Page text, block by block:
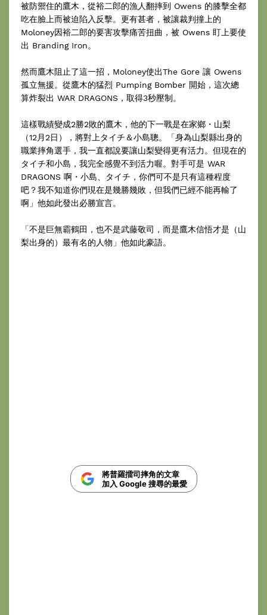
被防禦住的鷹木，從裕二郎的漁人翻摔到 Owens 的膝擊全都
吃在臉上而被迫陷入反擊。更有甚者，被讓裁判撞上的
Moloney因裕二郎的要害攻擊痛苦扭曲，被 Owens 盯上要使
出 Branding Iron。
然而鷹木阻止了這一招，Moloney使出The Gore 讓 Owens
孤立無援。從鷹木的猛烈 Pumping Bomber 開始，這次總
算炸裂出 WAR DRAGONS，取得3秒壓制。
這樣戰績變成2勝2敗的鷹木，他的下一戰是在家鄉・山梨
（12月2日），將對上タイチ＆小島聰。「身為山梨縣出身的
職業摔角選手，我一直都說要讓山梨變得更有活力。但現在的
タイチ和小島，我完全感覺不到活力喔。對手可是 WAR
DRAGONS 啊・小島、タイチ，你們可不是只有這種程度
吧？我不知道你們現在是幾勝幾敗，但我們已經不能再輸了
啊」他如此發出必勝宣言。
「不是巨無霸鶴田，也不是武藤敬司，而是鷹木信悟才是（山
梨出身的）最有名的人物」他如此豪語。
將普羅擂司摔角的文章
加入 Google 搜尋的最愛